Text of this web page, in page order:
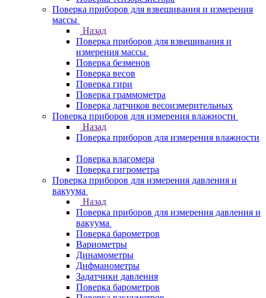
Поверка приборов для взвешивания и измерения
массы
Назад
Поверка приборов для взвешивания и
измерения массы
Поверка безменов
Поверка весов
Поверка гири
Поверка граммометра
Поверка датчиков весоизмерительных
Поверка приборов для измерения влажности
Назад
Поверка приборов для измерения влажности
Поверка влагомера
Поверка гигрометра
Поверка приборов для измерения давления и
вакуума
Назад
Поверка приборов для измерения давления и
вакуума
Поверка барометров
Вариометры
Динамометры
Дифманометры
Задатчики давления
Поверка барометров